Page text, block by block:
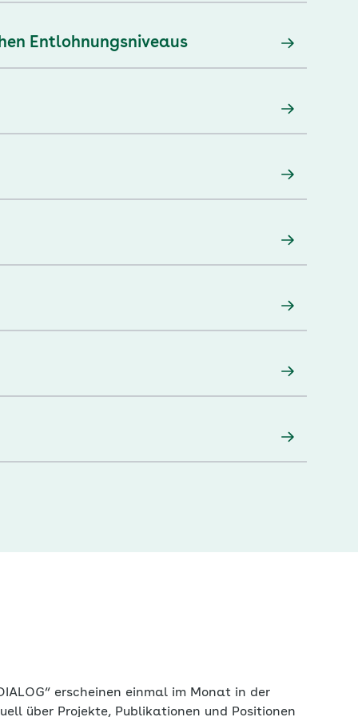
Entlohnungsniveaus
erscheinen einmal im Monat in der
über Projekte, Publikationen und Positionen